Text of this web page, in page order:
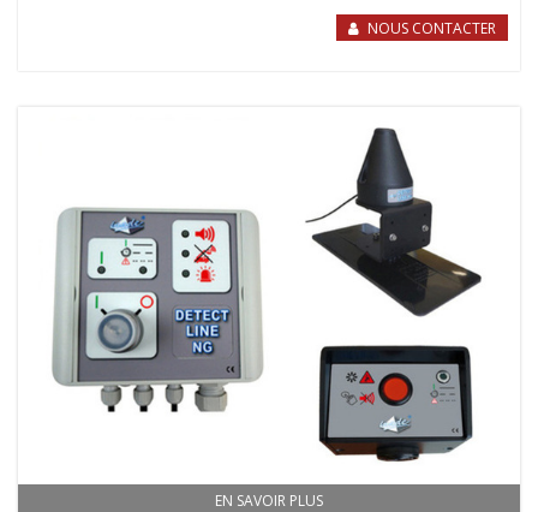
NOUS CONTACTER
EN SAVOIR PLUS